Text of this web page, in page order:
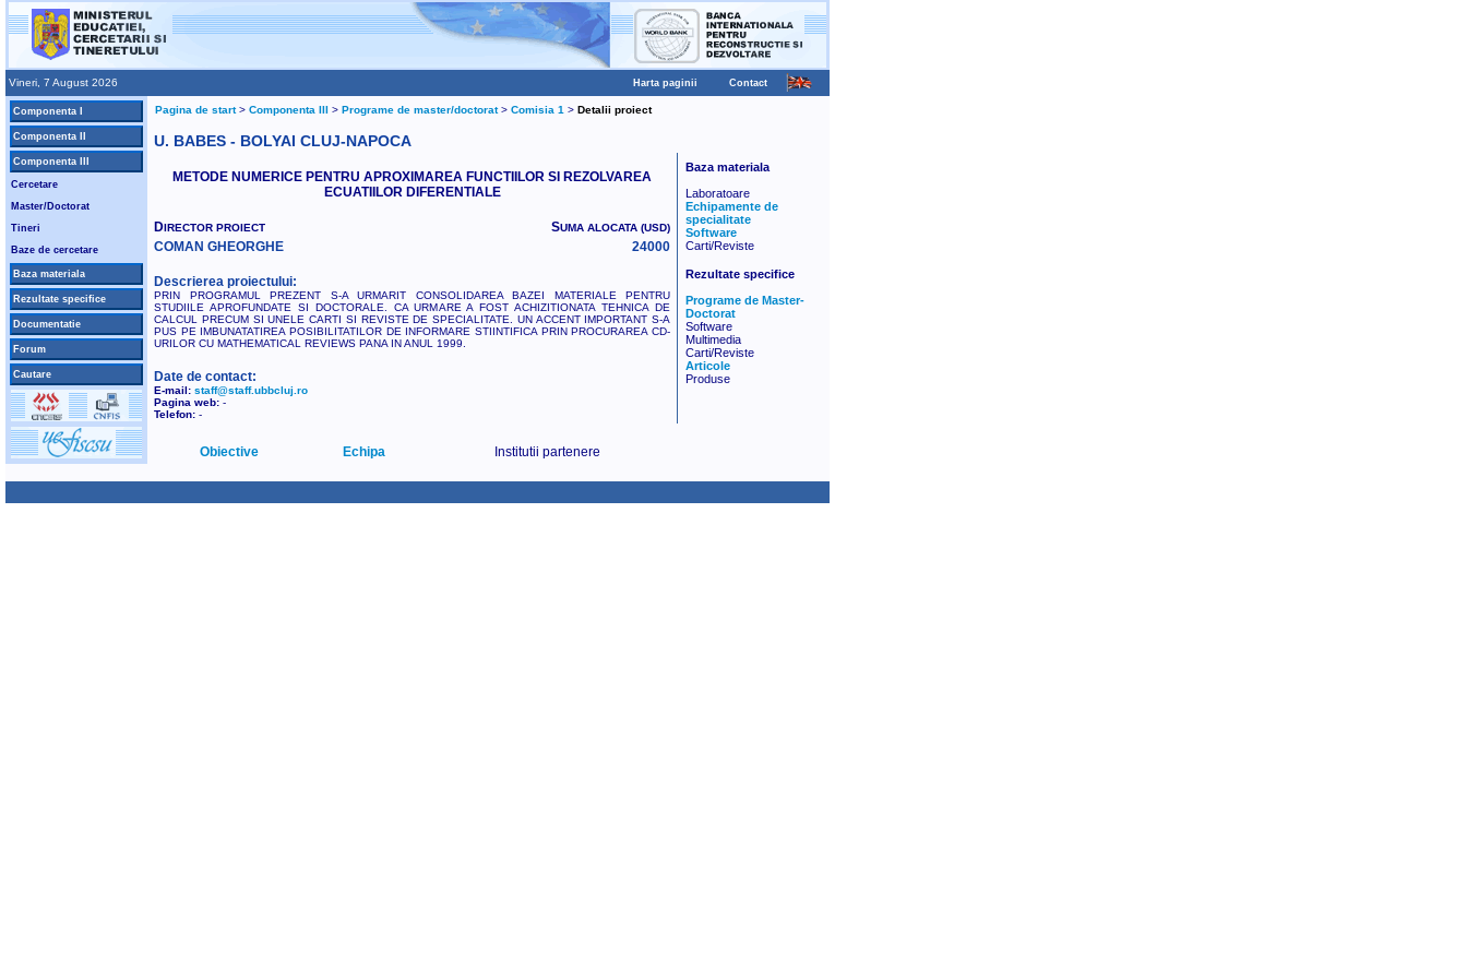
Vineri, 7 August 2026 Harta paginii Contact
Componenta I
Componenta II
Componenta III
Cercetare
Master/Doctorat
Tineri
Baze de cercetare
Baza materiala
Rezultate specifice
Documentatie
Forum
Cautare
Pagina de start> Componenta III > Programe de master/doctorat> Comisia 1 > Detalii proiect
U. BABES - BOLYAI CLUJ-NAPOCA
METODE NUMERICE PENTRU APROXIMAREA FUNCTIILOR SI REZOLVAREA
ECUATIILOR DIFERENTIALE
DIRECTOR PROIECT SUMA ALOCATA (USD)
COMAN GHEORGHE 24000
Descrierea proiectului:
PRIN PROGRAMUL PREZENT S-A URMARIT CONSOLIDAREA BAZEI MATERIALE PENTRU
STUDIILE APROFUNDATE SI DOCTORALE. CA URMARE A FOST ACHIZITIONATA TEHNICA DE
CALCUL PRECUM SI UNELE CARTI SI REVISTE DE SPECIALITATE. UN ACCENT IMPORTANT S-A
PUS PE IMBUNATATIREA POSIBILITATILOR DE INFORMARE STIINTIFICA PRIN PROCURAREA CD-
URILOR CU MATHEMATICAL REVIEWS PANA IN ANUL 1999.
Date de contact:
E-mail: staff@staff.ubbcluj.ro
Pagina web: -
Telefon: -
Obiective Echipa Institutii partenere
Baza materiala
Laboratoare
Echipamente de
specialitate
Software
Carti/Reviste
Rezultate specifice
Programe de Master-
Doctorat
Software
Multimedia
Carti/Reviste
Articole
Produse